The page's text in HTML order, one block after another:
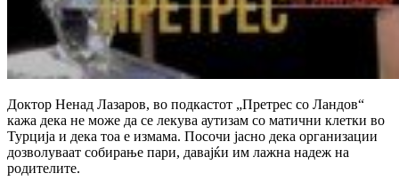
Доктор Ненад Лазаров, во подкастот „Претрес со Ландов“
кажа дека не може да се лекува аутизам со матични клетки во
Турција и дека тоа е измама. Посочи јасно дека организации
дозволуваат собирање пари, давајќи им лажна надеж на
родителите.